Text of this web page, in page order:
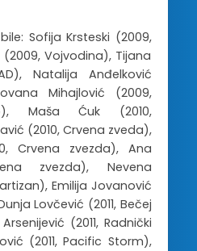
Sofija Krsteski (2009,
Vojvodina), Tijana
Natalija Anđelković
Mihajlović (2009,
Maša Ćuk (2010,
(2010, Crvena zveda),
Crvena zvezda), Ana
zvezda), Nevena
Emilija Jovanović
Lovčević (2011, Bečej
(2011, Radnički
(2011, Pacific Storm),